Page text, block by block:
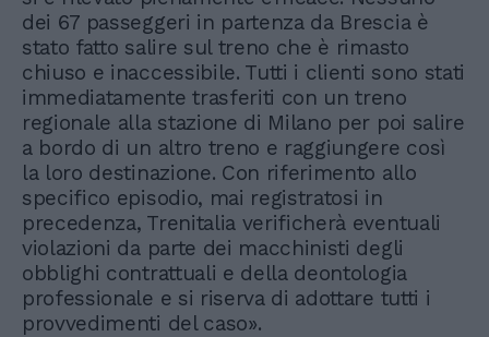
dei 67 passeggeri in partenza da Brescia è
stato fatto salire sul treno che è rimasto
chiuso e inaccessibile. Tutti i clienti sono stati
immediatamente trasferiti con un treno
regionale alla stazione di Milano per poi salire
a bordo di un altro treno e raggiungere così
la loro destinazione. Con riferimento allo
specifico episodio, mai registratosi in
precedenza, Trenitalia verificherà eventuali
violazioni da parte dei macchinisti degli
obblighi contrattuali e della deontologia
professionale e si riserva di adottare tutti i
provvedimenti del caso».